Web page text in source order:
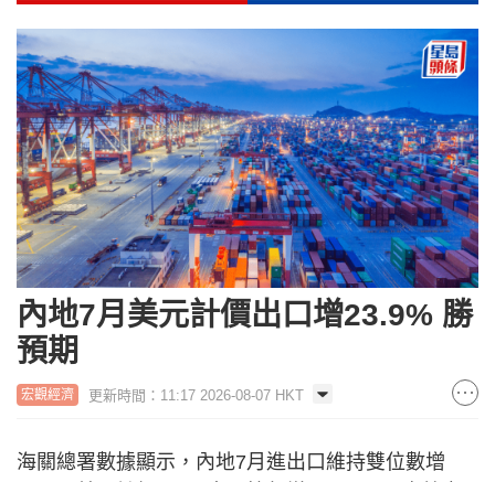
內地7月美元計價出口增23.9% 勝
預期
宏觀經濟 更新時間：11:17 2026-08-07 HKT
海關總署數據顯示，內地7月進出口維持雙位數增